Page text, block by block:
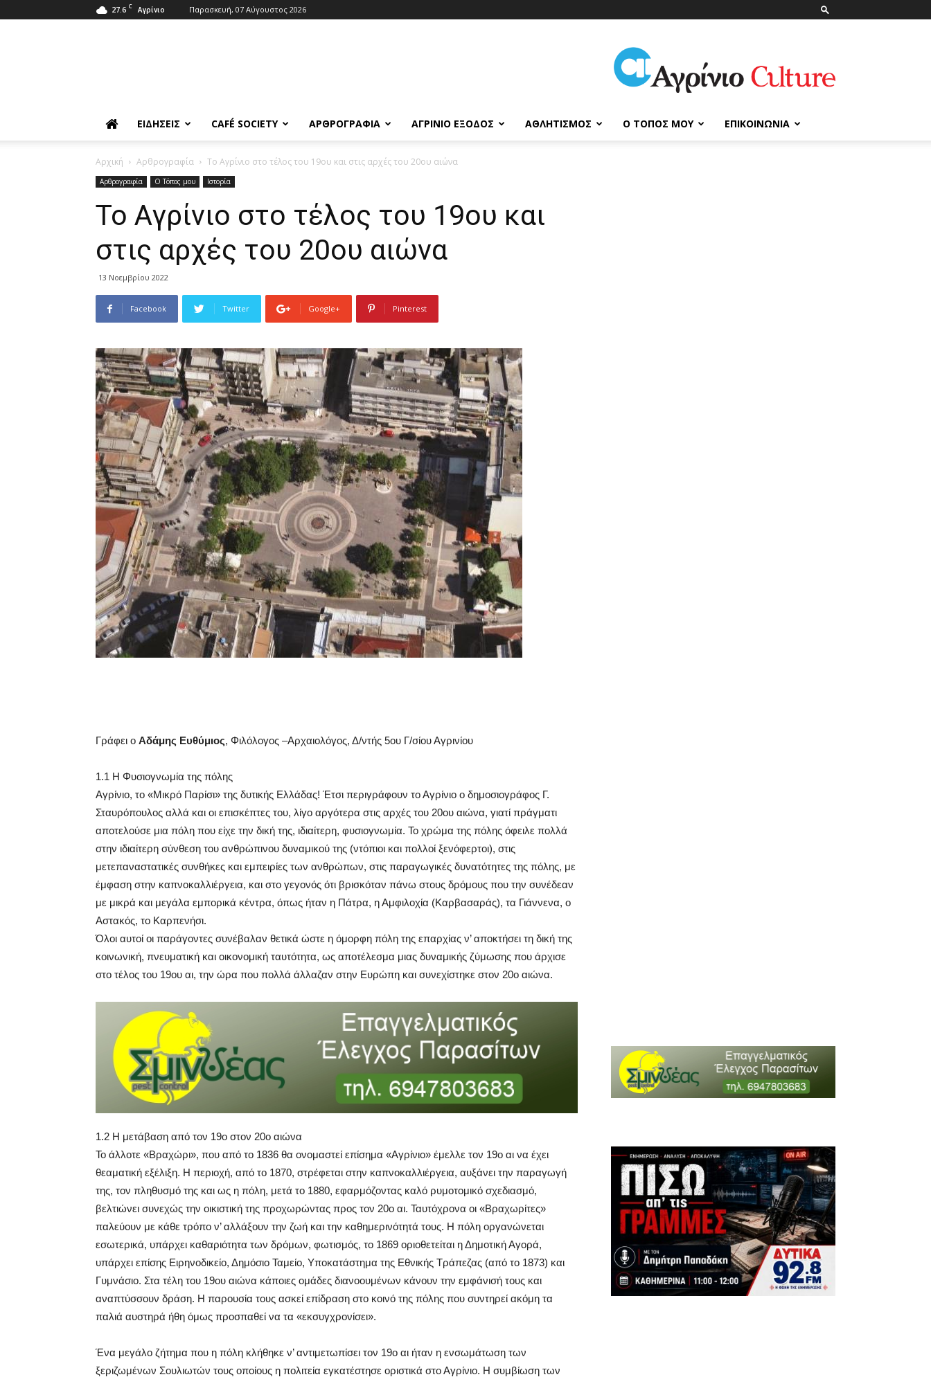
27.6 C Αγρίνιο Παρασκευή, 07 Αύγουστος 2026
ΑγρίνιοCulture
ΕΙΔΉΣΕΙΣ CAFÉ SOCIETY ΑΡΘΡΟΓΡΑΦΊΑ ΑΓΡΊΝΙΟ ΈΞΟΔΟΣ ΑΘΛΗΤΙΣΜΌΣ Ο ΤΌΠΟΣ ΜΟΥ ΕΠΙΚΟΙΝΩΝΊΑ
Αρχική Αρθρογραφία Το Αγρίνιο στο τέλος του 19ου και στις αρχές του 20ου αιώνα
Αρθρογραφία Ο Τόπος μου Ιστορία
Το Αγρίνιο στο τέλος του 19ου και
στις αρχές του 20ου αιώνα
13 Νοεμβρίου 2022
Facebook Twitter Google+ Pinterest
Γράφει ο Αδάμης Ευθύμιος, Φιλόλογος –Αρχαιολόγος, Δ/ντής 5ου Γ/σίου Αγρινίου
1.1 Η Φυσιογνωμία της πόλης
Αγρίνιο, το «Μικρό Παρίσι» της δυτικής Ελλάδας! Έτσι περιγράφουν το Αγρίνιο ο δημοσιογράφος Γ.
Σταυρόπουλος αλλά και οι επισκέπτες του, λίγο αργότερα στις αρχές του 20ου αιώνα, γιατί πράγματι
αποτελούσε μια πόλη που είχε την δική της, ιδιαίτερη, φυσιογνωμία. Το χρώμα της πόλης όφειλε πολλά
στην ιδιαίτερη σύνθεση του ανθρώπινου δυναμικού της (ντόπιοι και πολλοί ξενόφερτοι), στις
μετεπαναστατικές συνθήκες και εμπειρίες των ανθρώπων, στις παραγωγικές δυνατότητες της πόλης, με
έμφαση στην καπνοκαλλιέργεια, και στο γεγονός ότι βρισκόταν πάνω στους δρόμους που την συνέδεαν
με μικρά και μεγάλα εμπορικά κέντρα, όπως ήταν η Πάτρα, η Αμφιλοχία (Καρβασαράς), τα Γιάννενα, ο
Αστακός, το Καρπενήσι.
Όλοι αυτοί οι παράγοντες συνέβαλαν θετικά ώστε η όμορφη πόλη της επαρχίας ν’ αποκτήσει τη δική της
κοινωνική, πνευματική και οικονομική ταυτότητα, ως αποτέλεσμα μιας δυναμικής ζύμωσης που άρχισε
στο τέλος του 19ου αι, την ώρα που πολλά άλλαζαν στην Ευρώπη και συνεχίστηκε στον 20ο αιώνα.
1.2 Η μετάβαση από τον 19ο στον 20ο αιώνα
Το άλλοτε «Βραχώρι», που από το 1836 θα ονομαστεί επίσημα «Αγρίνιο» έμελλε τον 19ο αι να έχει
θεαματική εξέλιξη. Η περιοχή, από το 1870, στρέφεται στην καπνοκαλλιέργεια, αυξάνει την παραγωγή
της, τον πληθυσμό της και ως η πόλη, μετά το 1880, εφαρμόζοντας καλό ρυμοτομικό σχεδιασμό,
βελτιώνει συνεχώς την οικιστική της προχωρώντας προς τον 20ο αι. Ταυτόχρονα οι «Βραχωρίτες»
παλεύουν με κάθε τρόπο ν’ αλλάξουν την ζωή και την καθημερινότητά τους. Η πόλη οργανώνεται
εσωτερικά, υπάρχει καθαριότητα των δρόμων, φωτισμός, το 1869 οριοθετείται η Δημοτική Αγορά,
υπάρχει επίσης Ειρηνοδικείο, Δημόσιο Ταμείο, Υποκατάστημα της Εθνικής Τράπεζας (από το 1873) και
Γυμνάσιο. Στα τέλη του 19ου αιώνα κάποιες ομάδες διανοουμένων κάνουν την εμφάνισή τους και
αναπτύσσουν δράση. Η παρουσία τους ασκεί επίδραση στο κοινό της πόλης που συντηρεί ακόμη τα
παλιά αυστηρά ήθη όμως προσπαθεί να τα «εκσυγχρονίσει».
Ένα μεγάλο ζήτημα που η πόλη κλήθηκε ν’ αντιμετωπίσει τον 19ο αι ήταν η ενσωμάτωση των
ξεριζωμένων Σουλιωτών τους οποίους η πολιτεία εγκατέστησε οριστικά στο Αγρίνιο. Η συμβίωση των